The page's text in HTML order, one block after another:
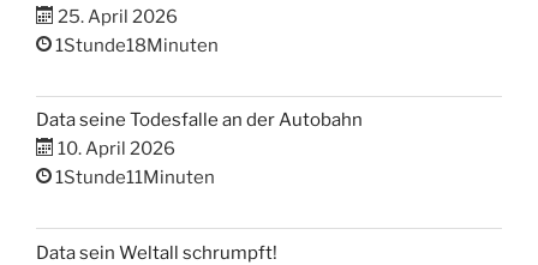
25. April 2026
1Stunde18Minuten
Data seine Todesfalle an der Autobahn
10. April 2026
1Stunde11Minuten
Data sein Weltall schrumpft!